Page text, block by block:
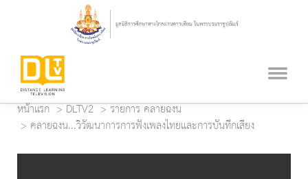
หน้าแรก DLTV2
รายการ คลายฉงน
คลายฉงน...วิวัฒนาการการฟังเพลงไทยและการบันทึกเสียง